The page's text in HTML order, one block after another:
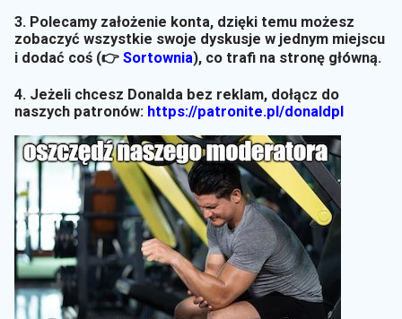
3. Polecamy założenie konta, dzięki temu możesz
zobaczyć wszystkie swoje dyskusje w jednym miejscu
i dodać coś (👉 Sortownia), co trafi na stronę główną.
4. Jeżeli chcesz Donalda bez reklam, dołącz do
naszych patronów: https://patronite.pl/donaldpl